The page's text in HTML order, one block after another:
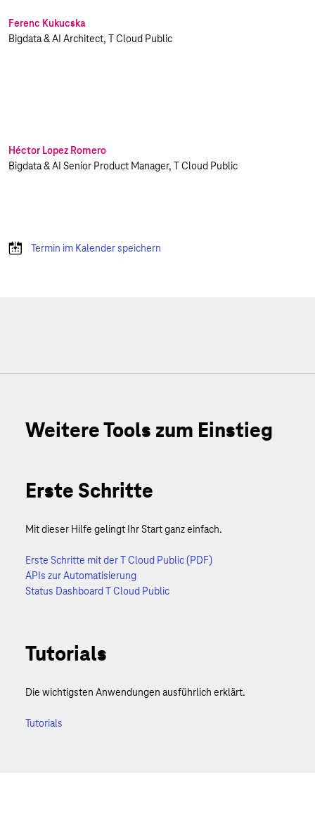
Ferenc Kukucska
Bigdata & AI Architect, T Cloud Public
Héctor Lopez Romero
Bigdata & AI Senior Product Manager, T Cloud Public
Termin im Kalender speichern
Weitere Tools zum Einstieg
Erste Schritte
Mit dieser Hilfe gelingt Ihr Start ganz einfach.
Erste Schritte mit der T Cloud Public (PDF)
APIs zur Automatisierung
Status Dashboard T Cloud Public
Tutorials
Die wichtigsten Anwendungen ausführlich erklärt.
Tutorials